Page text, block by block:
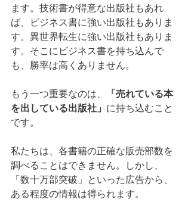
ます。技術書が得意な出版社もあれ
ば、ビジネス書に強い出版社もありま
す。異世界転生に強い出版社もありま
す。そこにビジネス書を持ち込んで
も、勝率は高くありません。
もう一つ重要なのは、
「売れている本
を出している出版社」 に持ち込むこと
です。
私たちは、各書籍の正確な販売部数を
調べることはできません。しかし、
「数十万部突破」といった広告から、
ある程度の情報は得られます。